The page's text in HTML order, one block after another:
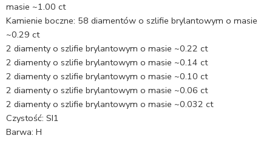
masie ~1.00 ct
Kamienie boczne: 58 diamentów o szlifie brylantowym o masie
~0.29 ct
2 diamenty o szlifie brylantowym o masie ~0.22 ct
2 diamenty o szlifie brylantowym o masie ~0.14 ct
2 diamenty o szlifie brylantowym o masie ~0.10 ct
2 diamenty o szlifie brylantowym o masie ~0.06 ct
2 diamenty o szlifie brylantowym o masie ~0.032 ct
Czystość: SI1
Barwa: H